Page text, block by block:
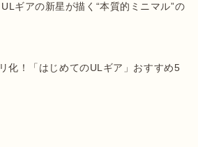
ギアの新星が描く“本質的ミニマル”の
化！「はじめてのULギア」おすすめ5